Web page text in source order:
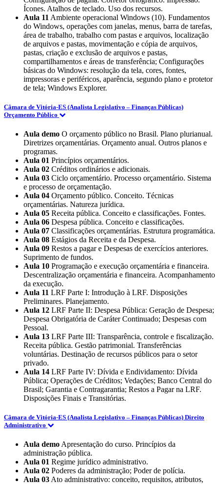
Ícones. Atalhos de teclado. Uso dos recursos.
Aula 11 Ambiente operacional Windows (10). Fundamentos
do Windows, operações com janelas, menus, barra de tarefas,
área de trabalho, trabalho com pastas e arquivos, localização
de arquivos e pastas, movimentação e cópia de arquivos,
pastas, criação e exclusão de arquivos e pastas,
compartilhamentos e áreas de transferência; Configurações
básicas do Windows: resolução da tela, cores, fontes,
impressoras e periféricos, aparência, segundo plano e protetor
de tela; Windows Explorer.
Câmara de Vitória-ES (Analista Legislativo – Finanças Públicas)
Orçamento Público
Aula demo O orçamento público no Brasil. Plano plurianual.
Diretrizes orçamentárias. Orçamento anual. Outros planos e
programas.
Aula 01 Princípios orçamentários.
Aula 02 Créditos ordinários e adicionais.
Aula 03 Ciclo orçamentário. Processo orçamentário. Sistema
e processo de orçamentação.
Aula 04 Orçamento público. Conceito. Técnicas
orçamentárias. Natureza jurídica.
Aula 05 Receita pública. Conceito e classificações. Fontes.
Aula 06 Despesa pública. Conceito e classificações.
Aula 07 Classificações orçamentárias. Estrutura programática.
Aula 08 Estágios da Receita e da Despesa.
Aula 09 Restos a pagar e Despesas de exercícios anteriores.
Suprimento de fundos.
Aula 10 Programação e execução orçamentária e financeira.
Descentralização orçamentária e financeira. Acompanhamento
da execução.
Aula 11 LRF Parte I: Introdução à LRF. Disposições
Preliminares. Planejamento.
Aula 12 LRF Parte II: Despesa Pública: Geração de Despesa;
Despesa Obrigatória de Caráter Continuado; Despesas com
Pessoal.
Aula 13 LRF Parte III: Transparência, controle e fiscalização.
Receita pública. Gestão patrimonial. Transferências
voluntárias. Destinação de recursos públicos para o setor
privado.
Aula 14 LRF Parte IV: Dívida e Endividamento: Dívida
Pública; Operações de Créditos; Vedações; Banco Central do
Brasil; Garantia e Contragarantia; Restos a Pagar na LRF.
Disposições Finais e Transitórias.
Câmara de Vitória-ES (Analista Legislativo – Finanças Públicas) Direito
Administrativo
Aula demo Apresentação do curso. Princípios da
administração pública.
Aula 01 Regime jurídico administrativo.
Aula 02 Poderes da administração; Poder de polícia.
Aula 03 Ato administrativo: conceito, requisitos, atributos,